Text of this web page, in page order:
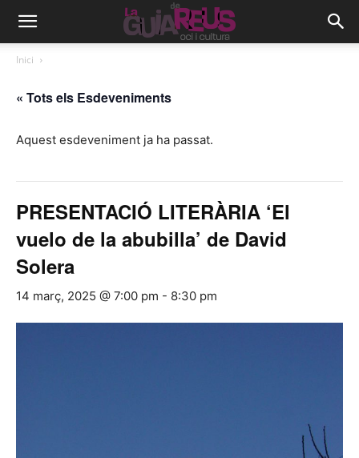
Inici
« Tots els Esdeveniments
Aquest esdeveniment ja ha passat.
PRESENTACIÓ LITERÀRIA ‘El
vuelo de la abubilla’ de David
Solera
14 març, 2025 @ 7:00 pm - 8:30 pm